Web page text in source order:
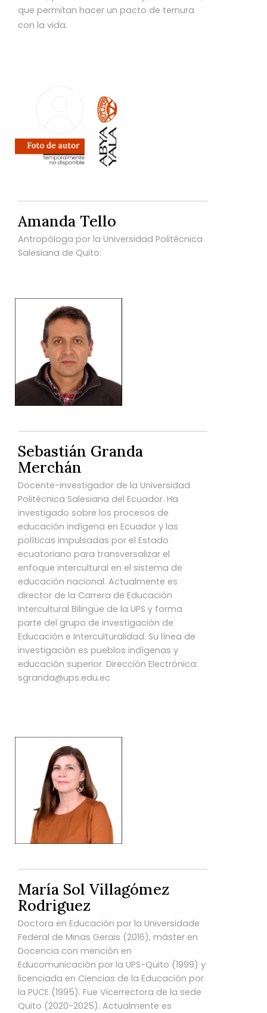
que permitan hacer un pacto de ternura
con la vida.
Amanda Tello
Antropóloga por la Universidad Politécnica
Salesiana de Quito.
Sebastián Granda
Merchán
Docente-investigador de la Universidad
Politécnica Salesiana del Ecuador. Ha
investigado sobre los procesos de
educación indígena en Ecuador y las
políticas impulsadas por el Estado
ecuatoriano para transversalizar el
enfoque intercultural en el sistema de
educación nacional. Actualmente es
director de la Carrera de Educación
Intercultural Bilingüe de la UPS y forma
parte del grupo de investigación de
Educación e Interculturalidad. Su línea de
investigación es pueblos indígenas y
educación superior. Dirección Electrónica:
sgranda@ups.edu.ec
María Sol Villagómez
Rodriguez
Doctora en Educación por la Universidade
Federal de Minas Gerais (2016), máster en
Docencia con mención en
Educomunicación por la UPS-Quito (1999) y
licenciada en Ciencias de la Educación por
la PUCE (1995). Fue Vicerrectora de la sede
Quito (2020-2025). Actualmente es